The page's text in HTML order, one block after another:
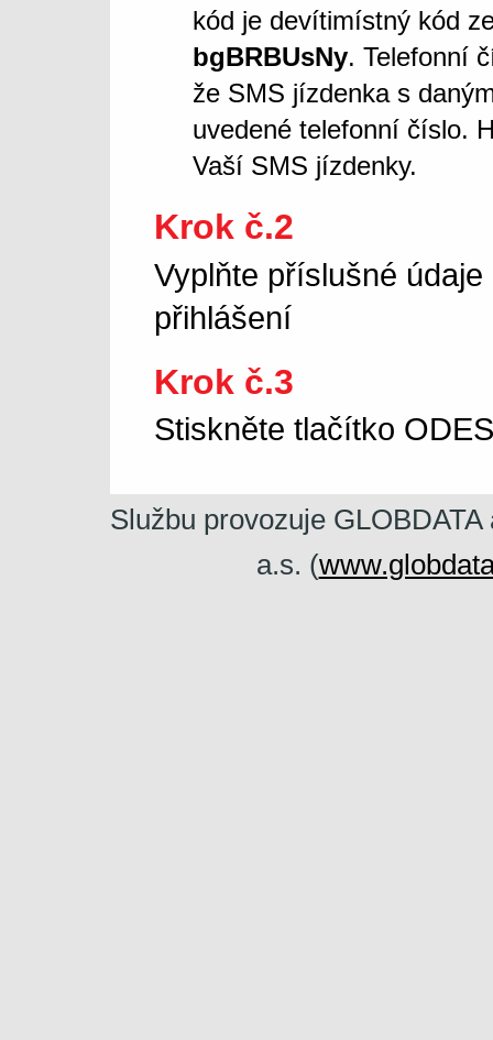
kód je devítimístný kód
bgBRBUsNy. Telefonní
že SMS jízdenka s
uvedené telefonní číslo.
Vaší SMS jízdenky.
Krok č.2
Vyplňte příslušné
přihlášení
Krok č.3
Stiskněte tlačítko
Službu provozuje
a.s. (